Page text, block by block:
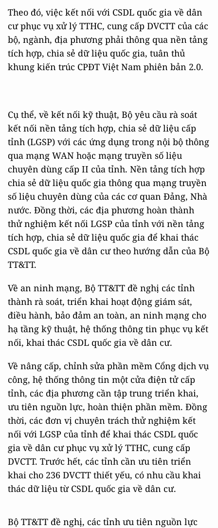
Theo đó, việc kết nối với CSDL quốc gia về dân
cư phục vụ xử lý TTHC, cung cấp DVCTT của các
bộ, ngành, địa phương phải thông qua nền tảng
tích hợp, chia sẻ dữ liệu quốc gia, tuân thủ
khung kiến trúc CPĐT Việt Nam phiên bản 2.0.
Cụ thể, về kết nối kỹ thuật, Bộ yêu cầu rà soát
kết nối nền tảng tích hợp, chia sẻ dữ liệu cấp
tỉnh (LGSP) với các ứng dụng trong nội bộ thông
qua mạng WAN hoặc mạng truyền số liệu
chuyên dùng cấp II của tỉnh. Nền tảng tích hợp
chia sẻ dữ liệu quốc gia thông qua mạng truyền
số liệu chuyên dùng của các cơ quan Đảng, Nhà
nước. Đồng thời, các địa phương hoàn thành
thử nghiệm kết nối LGSP của tỉnh với nền tảng
tích hợp, chia sẻ dữ liệu quốc gia để khai thác
CSDL quốc gia về dân cư theo hướng dẫn của Bộ
TT&TT.
Về an ninh mạng, Bộ TT&TT đề nghị các tỉnh
thành rà soát, triển khai hoạt động giám sát,
điều hành, bảo đảm an toàn, an ninh mạng cho
hạ tầng kỹ thuật, hệ thống thông tin phục vụ kết
nối, khai thác CSDL quốc gia về dân cư.
Về nâng cấp, chỉnh sửa phần mềm Cổng dịch vụ
công, hệ thống thông tin một cửa điện tử cấp
tỉnh, các địa phương cần tập trung triển khai,
ưu tiên nguồn lực, hoàn thiện phần mềm. Đồng
thời, các đơn vị chuyên trách thử nghiệm kết
nối với LGSP của tỉnh để khai thác CSDL quốc
gia về dân cư phục vụ xử lý TTHC, cung cấp
DVCTT. Trước hết, các tỉnh cần ưu tiên triển
khai cho 236 DVCTT thiết yếu, có nhu cầu khai
thác dữ liệu từ CSDL quốc gia về dân cư.
Bộ TT&TT đề nghị, các tỉnh ưu tiên nguồn lực